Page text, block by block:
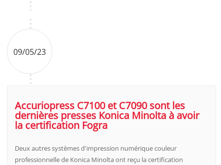
09/05/23
Accuriopress C7100 et C7090 sont les
dernières presses Konica Minolta à avoir
la certification Fogra
Deux autres systèmes d'impression numérique couleur
professionnelle de Konica Minolta ont reçu la certification